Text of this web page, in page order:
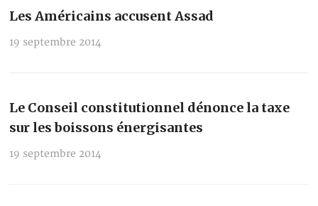
Les Américains accusent Assad
19 septembre 2014
Le Conseil constitutionnel dénonce la taxe
sur les boissons énergisantes
19 septembre 2014